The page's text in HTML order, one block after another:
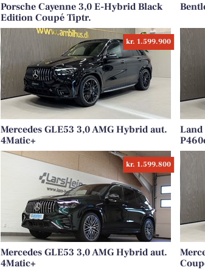
Porsche Cayenne 3,0 E-Hybrid Black
Edition Coupé Tiptr.
kr. 1.599.900
Mercedes GLE53 3,0 AMG Hybrid aut.
4Matic+
Land
kr. 1.599.800
Mercedes GLE53 3,0 AMG Hybrid aut.
4Matic+